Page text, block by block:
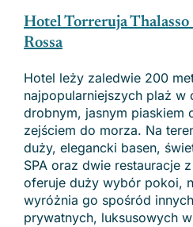
Hotel Torreruja Thalasso
Rossa
Hotel leży zaledwie 200
najpopularniejszych plaż w
drobnym, jasnym piaskiem
zejściem do morza. Na
duży, elegancki basen,
SPA oraz dwie restauracje
oferuje duży wybór pokoi,
wyróżnia go spośród
prywatnych, luksusowych